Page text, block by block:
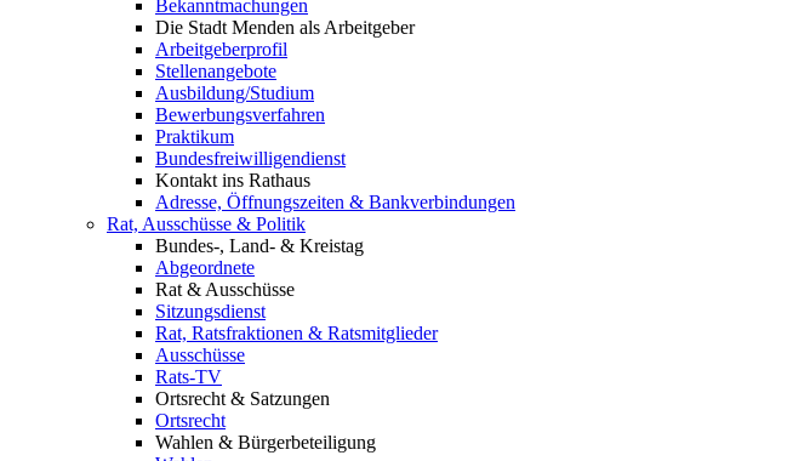
Bekanntmachungen
Die Stadt Menden als Arbeitgeber
Arbeitgeberprofil
Stellenangebote
Ausbildung/Studium
Bewerbungsverfahren
Praktikum
Bundesfreiwilligendienst
Kontakt ins Rathaus
Adresse, Öffnungszeiten & Bankverbindungen
Rat, Ausschüsse & Politik
Bundes-, Land- & Kreistag
Abgeordnete
Rat & Ausschüsse
Sitzungsdienst
Rat, Ratsfraktionen & Ratsmitglieder
Ausschüsse
Rats-TV
Ortsrecht & Satzungen
Ortsrecht
Wahlen & Bürgerbeteiligung